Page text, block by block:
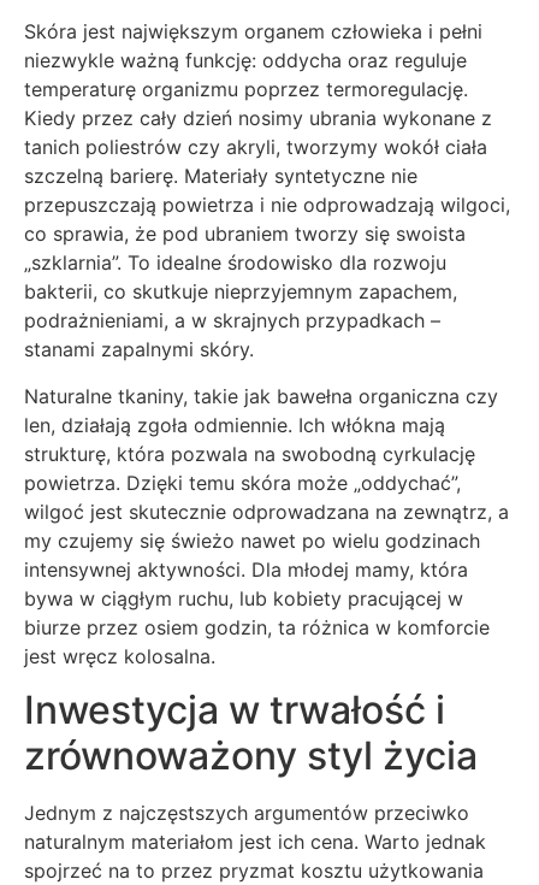
Skóra jest największym organem człowieka i pełni
niezwykle ważną funkcję: oddycha oraz reguluje
temperaturę organizmu poprzez termoregulację.
Kiedy przez cały dzień nosimy ubrania wykonane z
tanich poliestrów czy akryli, tworzymy wokół ciała
szczelną barierę. Materiały syntetyczne nie
przepuszczają powietrza i nie odprowadzają wilgoci,
co sprawia, że pod ubraniem tworzy się swoista
„szklarnia”. To idealne środowisko dla rozwoju
bakterii, co skutkuje nieprzyjemnym zapachem,
podrażnieniami, a w skrajnych przypadkach –
stanami zapalnymi skóry.
Naturalne tkaniny, takie jak bawełna organiczna czy
len, działają zgoła odmiennie. Ich włókna mają
strukturę, która pozwala na swobodną cyrkulację
powietrza. Dzięki temu skóra może „oddychać”,
wilgoć jest skutecznie odprowadzana na zewnątrz, a
my czujemy się świeżo nawet po wielu godzinach
intensywnej aktywności. Dla młodej mamy, która
bywa w ciągłym ruchu, lub kobiety pracującej w
biurze przez osiem godzin, ta różnica w komforcie
jest wręcz kolosalna.
Inwestycja w trwałość i
zrównoważony styl życia
Jednym z najczęstszych argumentów przeciwko
naturalnym materiałom jest ich cena. Warto jednak
spojrzeć na to przez pryzmat kosztu użytkowania